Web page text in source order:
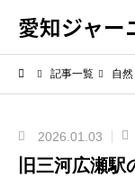
愛知ジャー
記事一覧 自
2026.01.03
旧三河広瀬